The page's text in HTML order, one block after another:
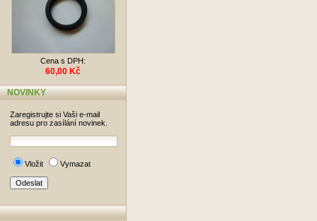
Cena s DPH:
60,00 Kč
NOVINKY
Zaregistrujte si Vaši e-mail
adresu pro zasílání novinek.
Vložit Vymazat